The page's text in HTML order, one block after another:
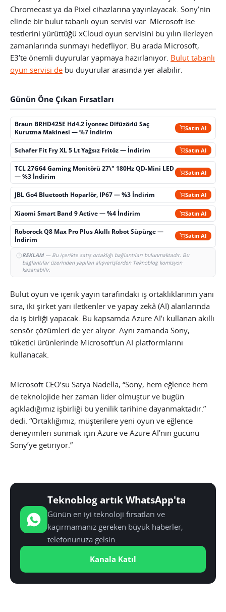
Chromecast ya da Pixel cihazlarına yayınlayacak. Sony’nin
elinde bir bulut tabanlı oyun servisi var. Microsoft ise
testlerini yürüttüğü xCloud oyun servisini bu yılın ilerleyen
zamanlarında sunmayı hedefliyor. Bu arada Microsoft,
E3’te önemli duyurular yapmaya hazırlanıyor. Bulut tabanlı
oyun servisi de bu duyurular arasında yer alabilir.
Günün Öne Çıkan Fırsatları
Braun BRHD425E Hd4.2 İyontec Difüzörlü Saç
Kurutma Makinesi — %7 İndirim
Satın Al
Schafer Fit Fry XL 5 Lt Yağsız Fritöz — İndirim Satın Al
TCL 27G64 Gaming Monitörü 27\" 180Hz QD-Mini LED
— %3 İndirim
Satın Al
JBL Go4 Bluetooth Hoparlör, IP67 — %3 İndirim Satın Al
Xiaomi Smart Band 9 Active — %4 İndirim Satın Al
Roborock Q8 Max Pro Plus Akıllı Robot Süpürge —
İndirim
Satın Al
REKLAM— Bu içerikte satış ortaklığı bağlantıları bulunmaktadır. Bu
bağlantılar üzerinden yapılan alışverişlerden Teknoblog komisyon
kazanabilir.
Bulut oyun ve içerik yayın tarafındaki iş ortaklıklarının yanı
sıra, iki şirket yarı iletkenler ve yapay zekâ (AI) alanlarında
da iş birliği yapacak. Bu kapsamda Azure AI’ı kullanan akıllı
sensör çözümleri de yer alıyor. Aynı zamanda Sony,
tüketici ürünlerinde Microsoft’un AI platformlarını
kullanacak.
Microsoft CEO’su Satya Nadella, “Sony, hem eğlence hem
de teknolojide her zaman lider olmuştur ve bugün
açıkladığımız işbirliği bu yenilik tarihine dayanmaktadır.”
dedi. “Ortaklığımız, müşterilere yeni oyun ve eğlence
deneyimleri sunmak için Azure ve Azure AI’nın gücünü
Sony’ye getiriyor.”
Teknoblog artık WhatsApp'ta
Günün en iyi teknoloji fırsatları ve
kaçırmamanız gereken büyük haberler,
telefonunuza gelsin.
Kanala Katıl